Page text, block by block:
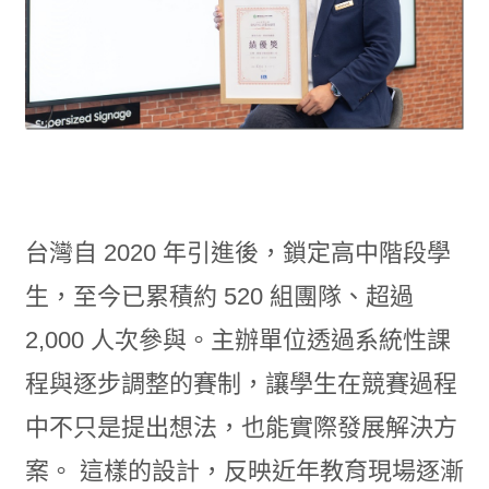
台灣自 2020 年引進後，鎖定高中階段學
生，至今已累積約 520 組團隊、超過
2,000 人次參與。主辦單位透過系統性課
程與逐步調整的賽制，讓學生在競賽過程
中不只是提出想法，也能實際發展解決方
案。 這樣的設計，反映近年教育現場逐漸